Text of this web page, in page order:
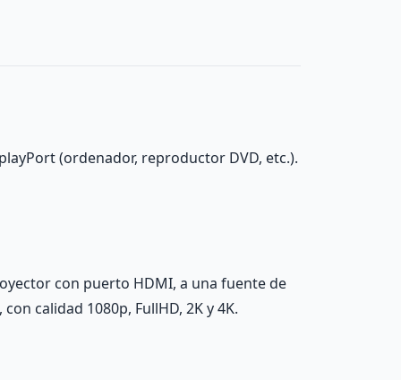
(ordenador, reproductor DVD, etc.).
con puerto HDMI, a una fuente de
calidad 1080p, FullHD, 2K y 4K.